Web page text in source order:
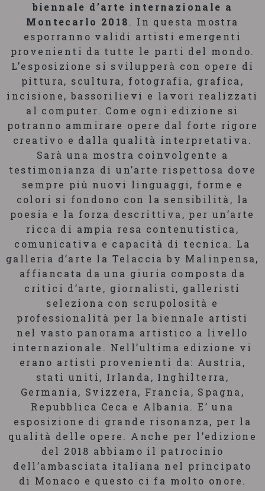
biennale d’arte internazionale a
Montecarlo 2018. In questa mostra
esporranno validi artisti emergenti
provenienti da tutte le parti del mondo.
L’esposizione si svilupperà con opere di
pittura, scultura, fotografia, grafica,
incisione, bassorilievi e lavori realizzati
al computer. Come ogni edizione si
potranno ammirare opere dal forte rigore
creativo e dalla qualità interpretativa.
Sarà una mostra coinvolgente a
testimonianza di un’arte rispettosa dove
sempre più nuovi linguaggi, forme e
colori si fondono con la sensibilità, la
poesia e la forza descrittiva, per un’arte
ricca di ampia resa contenutistica,
comunicativa e capacità di tecnica. La
galleria d’arte la Telaccia by Malinpensa,
affiancata da una giuria composta da
critici d’arte, giornalisti, galleristi
seleziona con scrupolosità e
professionalità per la biennale artisti
nel vasto panorama artistico a livello
internazionale. Nell’ultima edizione vi
erano artisti provenienti da: Austria,
stati uniti, Irlanda, Inghilterra,
Germania, Svizzera, Francia, Spagna,
Repubblica Ceca e Albania. E’ una
esposizione di grande risonanza, per la
qualità delle opere. Anche per l’edizione
del 2018 abbiamo il patrocinio
dell’ambasciata italiana nel principato
di Monaco e questo ci fa molto onore.